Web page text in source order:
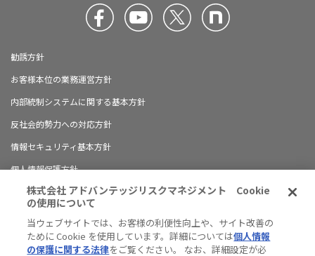
勧誘方針
お客様本位の業務運営方針
内部統制システムに関する基本方針
反社会的勢力への対応方針
情報セキュリティ基本方針
個人情報保護方針
ブランドガイドライン
ハラスメント防止の対応方針
株式会社 アドバンテッジリスクマネジメント Cookie
の使用について
当ウェブサイトでは、お客様の利便性向上や、サイト改善の
ために Cookie を使用しています。詳細については個人情報
の保護に関する法律をご覧ください。 なお、詳細設定が必